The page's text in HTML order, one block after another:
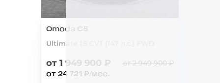
Omoda C5
Ultimate 1.5 CVT (147 л.с.) FWD
от 1 949 900 ₽ от 2 949 900 ₽
от 24 721 ₽/мес.